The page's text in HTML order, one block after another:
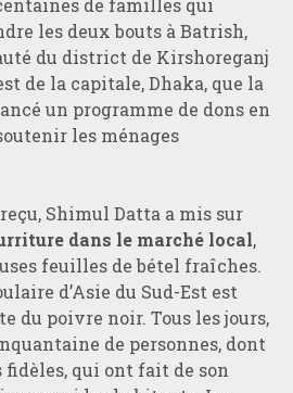
de familles qui
les deux bouts à Batrish,
du district de Kirshoreganj
de la capitale, Dhaka, que la
un programme de dons en
les ménages
Shimul Datta a mis sur
dans le marché local,
feuilles de bétel fraîches.
d’Asie du Sud-Est est
du poivre noir. Tous les jours,
de personnes, dont
qui ont fait de son